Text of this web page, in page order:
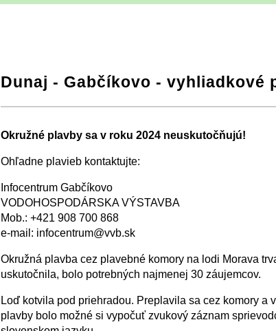
Dunaj - Gabčíkovo - vyhliadkové
+ − ⛶
Okružné plavby sa v roku 2024 neuskutočňujú!
Ohľadne plavieb kontaktujte:
Infocentrum Gabčíkovo
VODOHOSPODÁRSKA VÝSTAVBA
Mob.: +421 908 700 868
e-mail: infocentrum@vvb.sk
Okružná plavba cez plavebné komory na lodi Morava
uskutočnila, bolo potrebných najmenej 30 záujemcov.
Loď kotvila pod priehradou. Preplavila sa cez komory a
plavby bolo možné si vypočuť zvukový záznam